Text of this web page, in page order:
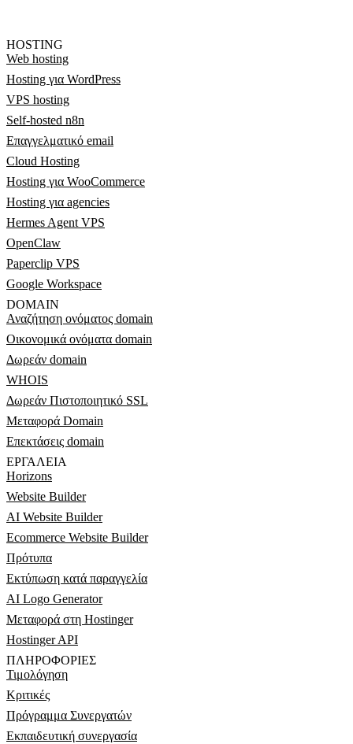
HOSTING
Web hosting
Hosting για WordPress
VPS hosting
Self-hosted n8n
Επαγγελματικό email
Cloud Hosting
Hosting για WooCommerce
Hosting για agencies
Hermes Agent VPS
OpenClaw
Paperclip VPS
Google Workspace
DOMAIN
Αναζήτηση ονόματος domain
Οικονομικά ονόματα domain
Δωρεάν domain
WHOIS
Δωρεάν Πιστοποιητικό SSL
Μεταφορά Domain
Επεκτάσεις domain
ΕΡΓΑΛΕΊΑ
Horizons
Website Builder
AI Website Builder
Ecommerce Website Builder
Πρότυπα
Εκτύπωση κατά παραγγελία
AI Logo Generator
Μεταφορά στη Hostinger
Hostinger API
ΠΛΗΡΟΦΟΡΊΕΣ
Τιμολόγηση
Κριτικές
Πρόγραμμα Συνεργατών
Εκπαιδευτική συνεργασία